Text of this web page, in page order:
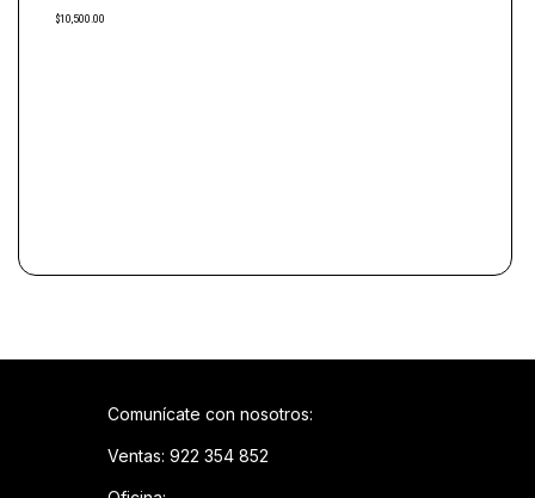
$10,500.00
Comunícate con nosotros:
Ventas: 922 354 852